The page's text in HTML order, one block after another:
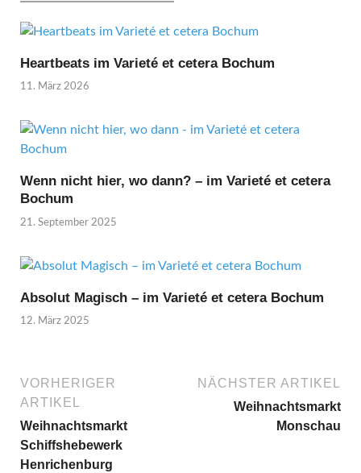
Heartbeats im Varieté et cetera Bochum
11. März 2026
Wenn nicht hier, wo dann? – im Varieté et cetera
Bochum
21. September 2025
Absolut Magisch – im Varieté et cetera Bochum
12. März 2025
VORHERIGER
ARTIKEL
Weihnachtsmarkt
Schiffshebewerk
Henrichenburg
NÄCHSTER ARTIKEL
Weihnachtsmarkt
Monschau